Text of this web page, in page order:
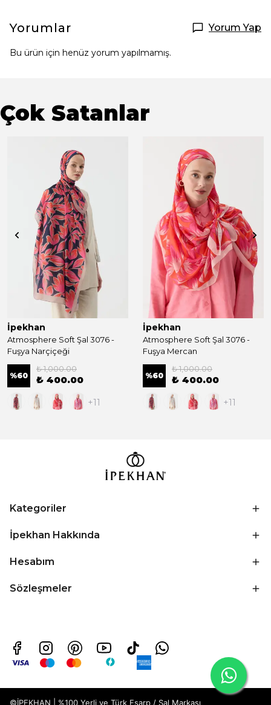
Yorumlar Yorum Yap
Bu ürün için henüz yorum yapılmamış.
Çok Satanlar
İpekhan
Atmosphere Soft Şal 3076 -
Fuşya Narçiçeği
%60
₺ 1,000.00
₺ 400.00
+11
İpekhan
Atmosphere Soft Şal 3076 -
Fuşya Mercan
%60
₺ 1,000.00
₺ 400.00
+11
Kategoriler
İpekhan Hakkında
Hesabım
Sözleşmeler
©İPEKHAN | %100 Yerli ve Türk Eşarp / Şal Markası